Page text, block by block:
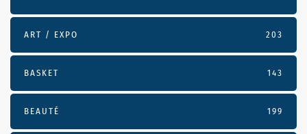
ART / EXPO 203
BASKET 143
BEAUTÉ 199